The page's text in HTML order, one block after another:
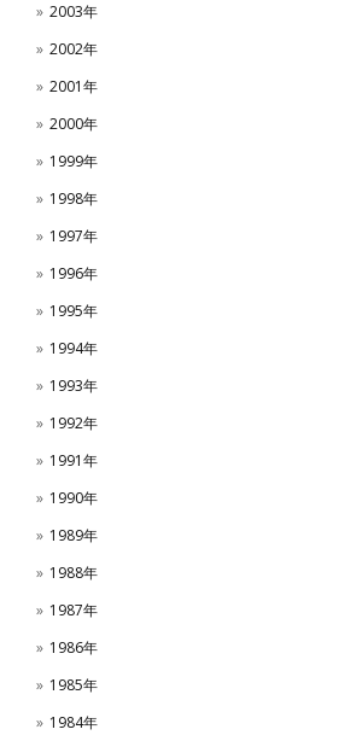
2003年
2002年
2001年
2000年
1999年
1998年
1997年
1996年
1995年
1994年
1993年
1992年
1991年
1990年
1989年
1988年
1987年
1986年
1985年
1984年